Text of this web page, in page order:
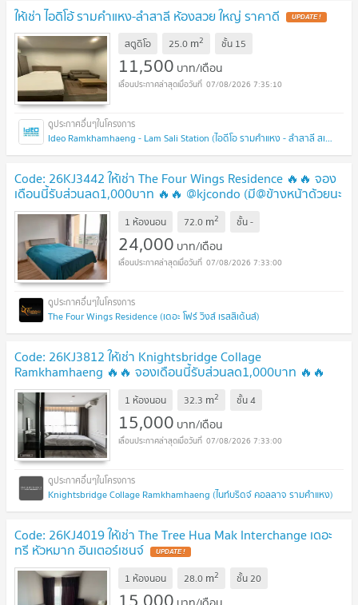
ให้เช่า ไอดิโอ้ รามคำแหง-ลำสาลี ห้องสวย ใหญ่ ราคาดี
สตูดิโอ 25.0 m2 ชั้น 15
11,500 บาท/เดือน
07/08/2026 7:35:10
Ideo Ramkhamhaeng - Lam Sali Station (ไอดีโอ รามคำแหง - ลำสาลี สเตชั่น)
Code: 26KJ3442 ให้เช่า The Four Wings Residence 🔥🔥 จอง
เดือนนี้รับส่วนลด1,000บาท 🔥🔥 @kjcondo (มี@ข้างหน้าด้วยนะ
คะ)
1 ห้องนอน 72.0 m2 ชั้น-
24,000 บาท/เดือน
07/08/2026 7:33:00
The Four Wings Residence (เดอะ โฟร์ วิงส์ เรสสิเด้นส์)
Code: 26KJ3812 ให้เช่า Knightsbridge Collage
Ramkhamhaeng 🔥🔥 จองเดือนนี้รับส่วนลด1,000บาท 🔥🔥
@kjcondo (มี@ข้างหน้าด้วยนะคะ)
1 ห้องนอน 32.3 m2 ชั้น4
15,000 บาท/เดือน
07/08/2026 7:33:00
Knightsbridge Collage Ramkhamhaeng (ไนท์บริดจ์ คอลลาจ รามคำแหง)
Code: 26KJ4019 ให้เช่า The Tree Hua Mak Interchange เดอะ
ทรี หัวหมาก อินเตอร์เชนจ์
1 ห้องนอน 28.0 m2 ชั้น20